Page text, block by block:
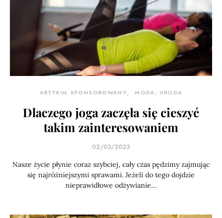
ARTYKUŁ SPONSOROWANY MODA, URODA
Dlaczego joga zaczęła się cieszyć
takim zainteresowaniem
02/03/2023
Nasze życie płynie coraz szybciej, cały czas pędzimy zajmując
się najróżniejszymi sprawami. Jeżeli do tego dojdzie
nieprawidłowe odżywianie…